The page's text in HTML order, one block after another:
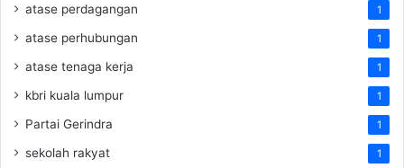
atase perdagangan 1
atase perhubungan 1
atase tenaga kerja 1
kbri kuala lumpur 1
Partai Gerindra 1
sekolah rakyat 1